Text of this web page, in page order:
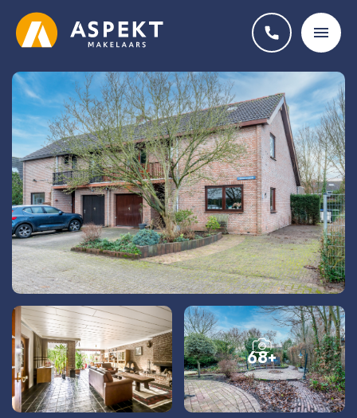
68+